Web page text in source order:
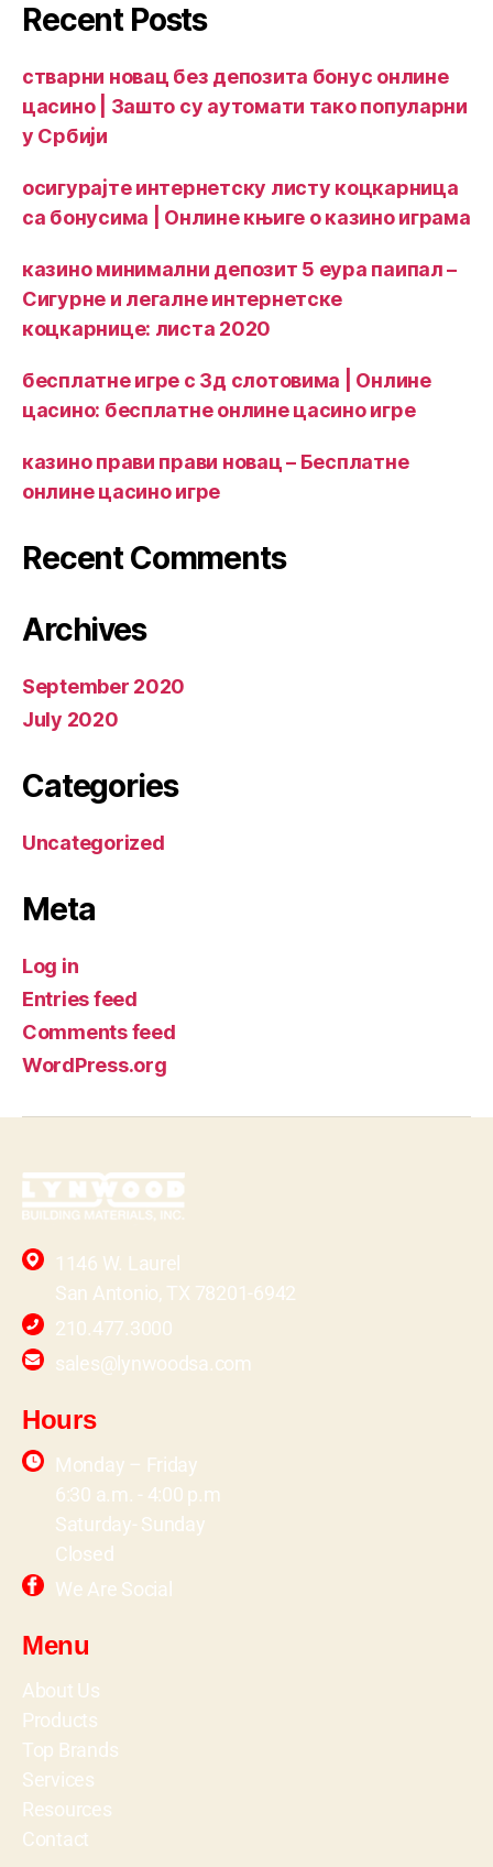
Recent Posts
стварни новац без депозита бонус онлине
цасино | Зашто су аутомати тако популарни
у Србији
осигурајте интернетску листу коцкарница
са бонусима | Онлине књиге о казино играма
казино минимални депозит 5 еура паипал –
Сигурне и легалне интернетске
коцкарнице: листа 2020
бесплатне игре с 3д слотовима | Онлине
цасино: бесплатне онлине цасино игре
казино прави прави новац – Бесплатне
онлине цасино игре
Recent Comments
Archives
September 2020
July 2020
Categories
Uncategorized
Meta
Log in
Entries feed
Comments feed
WordPress.org
1146 W. Laurel
San Antonio, TX 78201-6942
210.477.3000
sales@lynwoodsa.com
Hours
Monday – Friday
6:30 a.m. - 4:00 p.m
Saturday- Sunday
Closed
We Are Social
Menu
About Us
Products
Top Brands
Services
Resources
Contact